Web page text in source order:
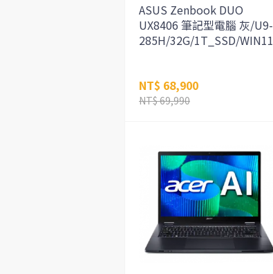
ASUS Zenbook DUO
UX8406 筆記型電腦 灰/U9-
285H/32G/1T_SSD/WIN11
NT$ 68,900
NT$ 69,990